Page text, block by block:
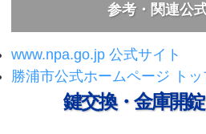
参考・関連公
www.npa.go.jp 公式サイト
勝浦市公式ホームページ ト
鍵交換・金庫開